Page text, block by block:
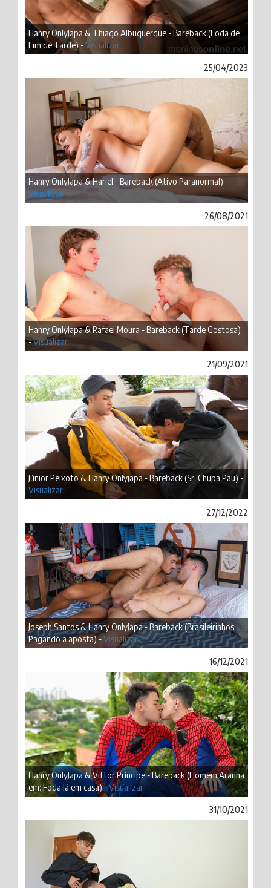
Hanry OnlyJapa & Thiago Albuquerque - Bareback (Foda de
Fim de Tarde) -Visualizar
25/04/2023
Hanry OnlyJapa & Hariel - Bareback (Ativo Paranormal) -
Visualizar
26/08/2021
Hanry OnlyJapa & Rafael Moura - Bareback (Tarde Gostosa)
-Visualizar
21/09/2021
Júnior Peixoto & Hanry Onlyjapa - Bareback (Sr. Chupa Pau) -
Visualizar
27/12/2022
Joseph Santos & Hanry OnlyJapa - Bareback (Brasileirinhos:
Pagando a aposta) -Visualizar
16/12/2021
Hanry OnlyJapa & Vittor Príncipe - Bareback (Homem Aranha
em: Foda lá em casa) -Visualizar
31/10/2021